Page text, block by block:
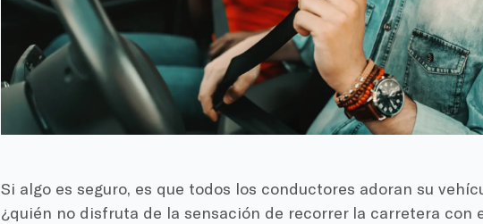
Si algo es seguro, es que todos los conductores adoran su
¿quién no disfruta de la sensación de recorrer la carretera con